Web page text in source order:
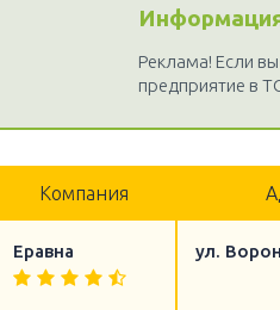
Реклама! Если
предприятие в
Компания
Еравна ул.